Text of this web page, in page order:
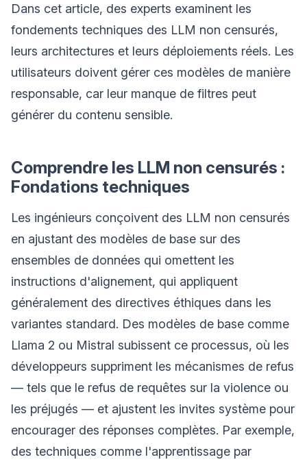
Dans cet article, des experts examinent les
fondements techniques des LLM non censurés,
leurs architectures et leurs déploiements réels. Les
utilisateurs doivent gérer ces modèles de manière
responsable, car leur manque de filtres peut
générer du contenu sensible.
Comprendre les LLM non censurés :
Fondations techniques
Les ingénieurs conçoivent des LLM non censurés
en ajustant des modèles de base sur des
ensembles de données qui omettent les
instructions d'alignement, qui appliquent
généralement des directives éthiques dans les
variantes standard. Des modèles de base comme
Llama 2 ou Mistral subissent ce processus, où les
développeurs suppriment les mécanismes de refus
— tels que le refus de requêtes sur la violence ou
les préjugés — et ajustent les invites système pour
encourager des réponses complètes. Par exemple,
des techniques comme l'apprentissage par